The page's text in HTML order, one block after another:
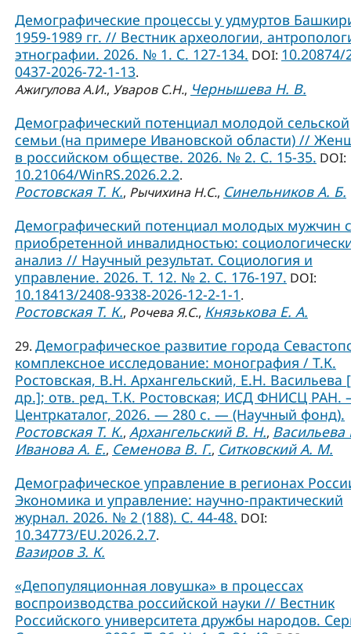
Демографические процессы у удмуртов
1959-1989 гг. // Вестник археологии,
этнографии. 2026. № 1. С. 127-134. DOI: 10.20874/
0437-2026-72-1-13.
Ажигулова А.И., Уваров С.Н., Чернышева Н. В.
Демографический потенциал молодой сельской
семьи (на примере Ивановской области) //
в российском обществе. 2026. № 2. С. 15-35. DOI:
10.21064/WinRS.2026.2.2.
Ростовская Т. К., Рычихина Н.С., Синельников А. Б.
Демографический потенциал молодых мужчин с
приобретенной инвалидностью:
анализ // Научный результат. Социология и
управление. 2026. Т. 12. № 2. С. 176-197. DOI:
10.18413/2408-9338-2026-12-2-1-1.
Ростовская Т. К., Рочева Я.С., Князькова Е. А.
29. Демографическое развитие города
комплексное исследование: монография / Т.К.
Ростовская, В.Н. Архангельский, Е.Н. Васильева
др.]; отв. ред. Т.К. Ростовская; ИСД ФНИСЦ
Центркаталог, 2026. — 280 с. — (Научный фонд).
Ростовская Т. К., Архангельский В. Н., Васильева
Иванова А. Е., Семенова В. Г., Ситковский А. М.
Демографическое управление в регионах
Экономика и управление: научно-практический
журнал. 2026. № 2 (188). С. 44-48. DOI:
10.34773/EU.2026.2.7.
Вазиров З. К.
«Депопуляционная ловушка» в процессах
воспроизводства российской науки // Вестник
Российского университета дружбы народов.